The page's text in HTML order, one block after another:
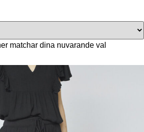
matchar dina nuvarande val